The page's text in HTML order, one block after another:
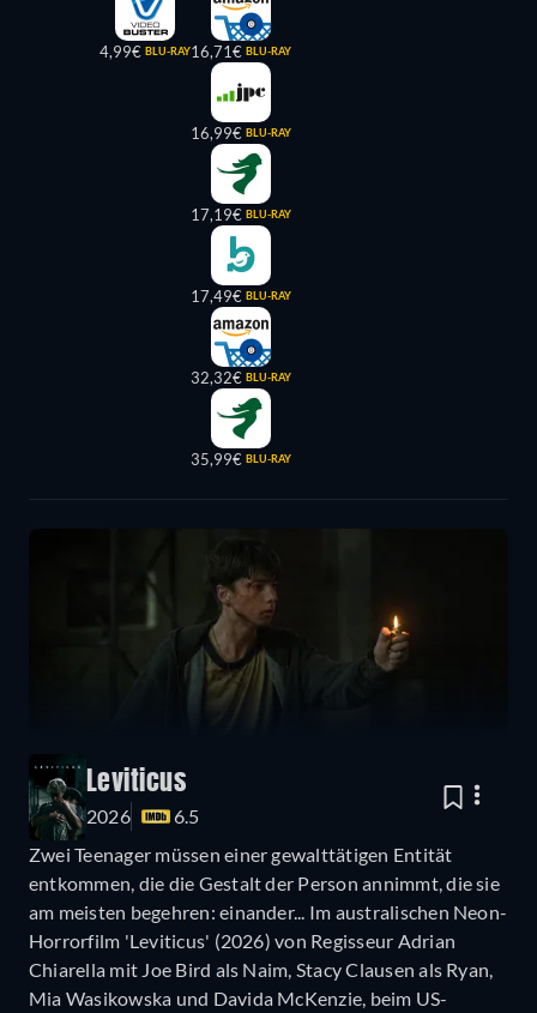
4,99€ BLU-RAY16,71€ BLU-RAY
16,99€ BLU-RAY
17,19€ BLU-RAY
17,49€ BLU-RAY
32,32€ BLU-RAY
35,99€ BLU-RAY
Leviticus
2026
6.5
Zwei Teenager müssen einer gewalttätigen Entität
entkommen, die die Gestalt der Person annimmt, die sie
am meisten begehren: einander... Im australischen Neon-
Horrorfilm 'Leviticus' (2026) von Regisseur Adrian
Chiarella mit Joe Bird als Naim, Stacy Clausen als Ryan,
Mia Wasikowska und Davida McKenzie, beim US-